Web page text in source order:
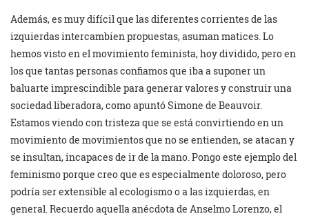
Además, es muy difícil que las diferentes corrientes de las
izquierdas intercambien propuestas, asuman matices. Lo
hemos visto en el movimiento feminista, hoy dividido, pero en
los que tantas personas confiamos que iba a suponer un
baluarte imprescindible para generar valores y construir una
sociedad liberadora, como apuntó Simone de Beauvoir.
Estamos viendo con tristeza que se está convirtiendo en un
movimiento de movimientos que no se entienden, se atacan y
se insultan, incapaces de ir de la mano. Pongo este ejemplo del
feminismo porque creo que es especialmente doloroso, pero
podría ser extensible al ecologismo o a las izquierdas, en
general. Recuerdo aquella anécdota de Anselmo Lorenzo, el